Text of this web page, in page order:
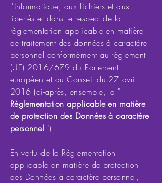
l'informatique, aux fichiers et aux
libertés et dans le respect de la
règlementation applicable en matière
de traitement des données à caractère
personnel conformément au règlement
(UE) 2016/679 du Parlement
européen et du Conseil du 27 avril
2016 (ci-après, ensemble, la "
Règlementation applicable en matière
de protection des Données à caractère
personnel ").
En vertu de la Règlementation
applicable en matière de protection
des Données à caractère personnel,